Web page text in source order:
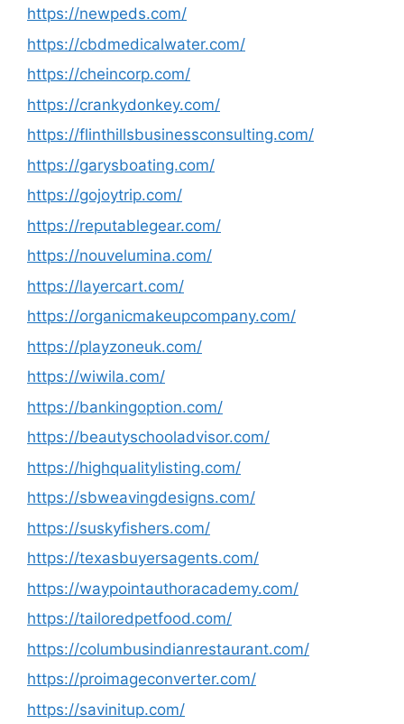
https://newpeds.com/
https://cbdmedicalwater.com/
https://cheincorp.com/
https://crankydonkey.com/
https://flinthillsbusinessconsulting.com/
https://garysboating.com/
https://gojoytrip.com/
https://reputablegear.com/
https://nouvelumina.com/
https://layercart.com/
https://organicmakeupcompany.com/
https://playzoneuk.com/
https://wiwila.com/
https://bankingoption.com/
https://beautyschooladvisor.com/
https://highqualitylisting.com/
https://sbweavingdesigns.com/
https://suskyfishers.com/
https://texasbuyersagents.com/
https://waypointauthoracademy.com/
https://tailoredpetfood.com/
https://columbusindianrestaurant.com/
https://proimageconverter.com/
https://savinitup.com/